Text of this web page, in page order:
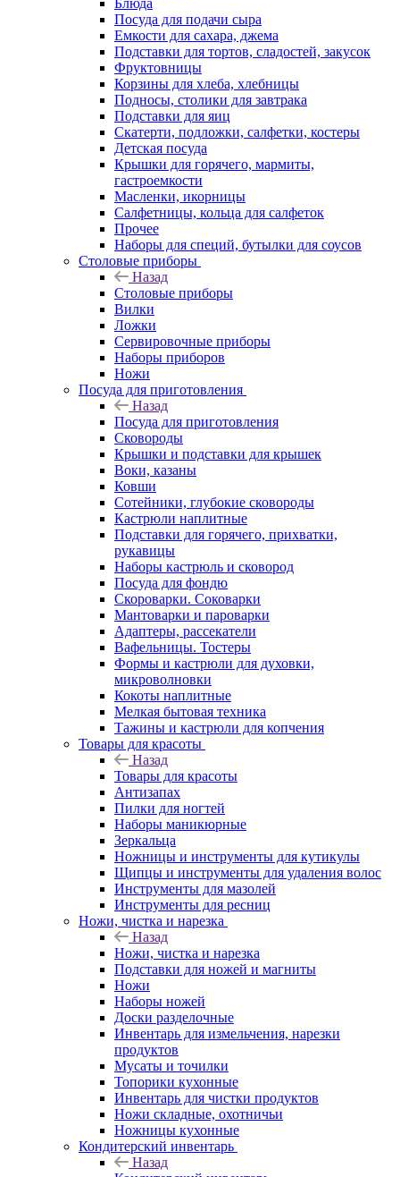
Блюда
Посуда для подачи сыра
Емкости для сахара, джема
Подставки для тортов, сладостей, закусок
Фруктовницы
Корзины для хлеба, хлебницы
Подносы, столики для завтрака
Подставки для яиц
Скатерти, подложки, салфетки, костеры
Детская посуда
Крышки для горячего, мармиты,
гастроемкости
Масленки, икорницы
Салфетницы, кольца для салфеток
Прочее
Наборы для специй, бутылки для соусов
Столовые приборы
Назад
Столовые приборы
Вилки
Ложки
Сервировочные приборы
Наборы приборов
Ножи
Посуда для приготовления
Назад
Посуда для приготовления
Сковороды
Крышки и подставки для крышек
Воки, казаны
Ковши
Сотейники, глубокие сковороды
Кастрюли наплитные
Подставки для горячего, прихватки,
рукавицы
Наборы кастрюль и сковород
Посуда для фондю
Скороварки. Соковарки
Мантоварки и пароварки
Адаптеры, рассекатели
Вафельницы. Тостеры
Формы и кастрюли для духовки,
микроволновки
Кокоты наплитные
Мелкая бытовая техника
Тажины и кастрюли для копчения
Товары для красоты
Назад
Товары для красоты
Антизапах
Пилки для ногтей
Наборы маникюрные
Зеркальца
Ножницы и инструменты для кутикулы
Щипцы и инструменты для удаления волос
Инструменты для мазолей
Инструменты для ресниц
Ножи, чистка и нарезка
Назад
Ножи, чистка и нарезка
Подставки для ножей и магниты
Ножи
Наборы ножей
Доски разделочные
Инвентарь для измельчения, нарезки
продуктов
Мусаты и точилки
Топорики кухонные
Инвентарь для чистки продуктов
Ножи складные, охотничьи
Ножницы кухонные
Кондитерский инвентарь
Назад